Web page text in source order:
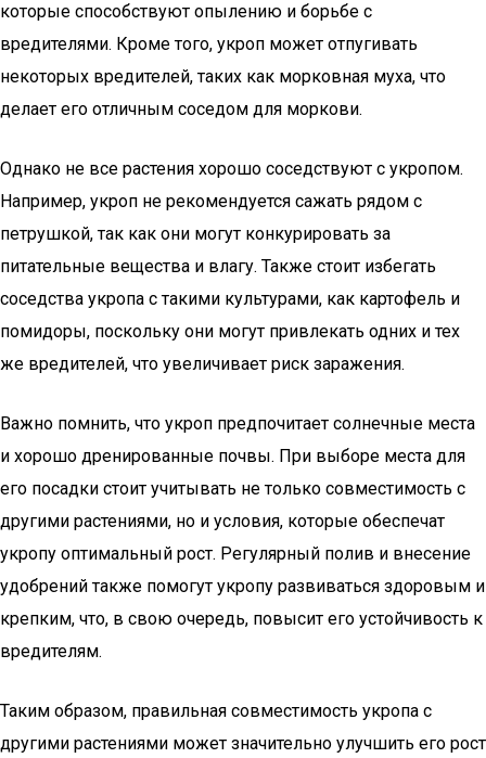
которые способствуют опылению и борьбе с
вредителями. Кроме того, укроп может отпугивать
некоторых вредителей, таких как морковная муха, что
делает его отличным соседом для моркови.
Однако не все растения хорошо соседствуют с укропом.
Например, укроп не рекомендуется сажать рядом с
петрушкой, так как они могут конкурировать за
питательные вещества и влагу. Также стоит избегать
соседства укропа с такими культурами, как картофель и
помидоры, поскольку они могут привлекать одних и тех
же вредителей, что увеличивает риск заражения.
Важно помнить, что укроп предпочитает солнечные места
и хорошо дренированные почвы. При выборе места для
его посадки стоит учитывать не только совместимость с
другими растениями, но и условия, которые обеспечат
укропу оптимальный рост. Регулярный полив и внесение
удобрений также помогут укропу развиваться здоровым и
крепким, что, в свою очередь, повысит его устойчивость к
вредителям.
Таким образом, правильная совместимость укропа с
другими растениями может значительно улучшить его рост